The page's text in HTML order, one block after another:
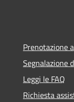
Prenotazione
Segnalazione
Leggi le FAQ
Richiesta